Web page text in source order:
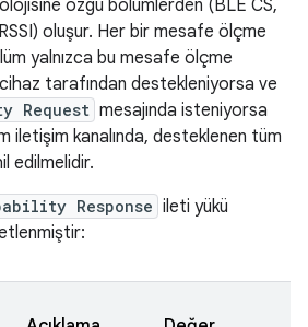
özgü bölümlerden (BLE CS,
oluşur. Her bir mesafe ölçme
yalnızca bu mesafe ölçme
cihaz tarafından destekleniyorsa ve
Request mesajında isteniyorsa
iletişim kanalında, desteklenen tüm
edilmelidir.
Response ileti yükü